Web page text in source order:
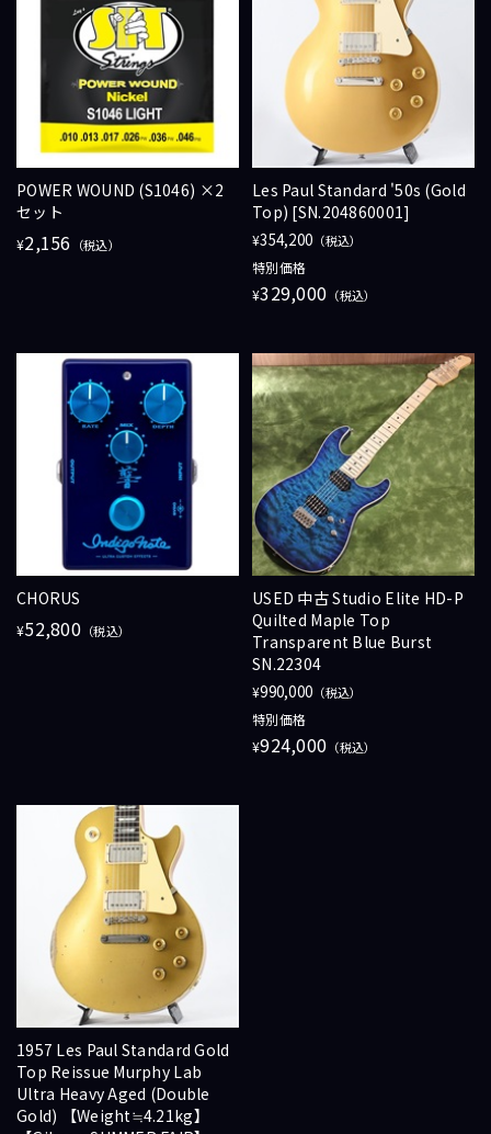
POWER WOUND (S1046) ×2
セット
¥2,156 （税込）
Les Paul Standard '50s (Gold
Top) [SN.204860001]
¥354,200 （税込）
特別価格
¥329,000 （税込）
CHORUS
¥52,800（税込）
USED 中古 Studio Elite HD-P
Quilted Maple Top
Transparent Blue Burst
SN.22304
¥990,000 （税込）
特別価格
¥924,000 （税込）
1957 Les Paul Standard Gold
Top Reissue Murphy Lab
Ultra Heavy Aged (Double
Gold) 【Weight≒4.21kg】